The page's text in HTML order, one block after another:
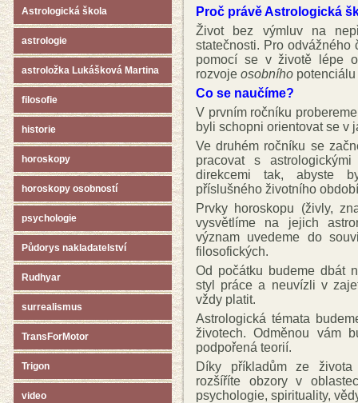
Astrologická škola
astrologie
astroložka Lukášková Martina
filosofie
historie
horoskopy
horoskopy osobností
psychologie
Půdorys nakladatelství
Rudhyar
surrealismus
TransForMotor
Trigon
video
Proč právě Astrologická
Život bez výmluv na
statečnosti. Pro odvážného
pomocí se v životě lépe
rozvoje osobního
Co se naučíme?
V prvním ročníku
byli schopni orientovat se v
Ve druhém ročníku se
pracovat s
direkcemi tak, abyste
příslušného životního
Prvky horoskopu (živly,
vysvětlíme na jejich
význam uvedeme do
filosofických.
Od počátku budeme dbát
styl práce a neuvízli v
vždy platit.
Astrologická témata
životech. Odměnou vám
podpořená teorií.
Díky příkladům ze života
rozšíříte obzory v
psychologie, spirituality,